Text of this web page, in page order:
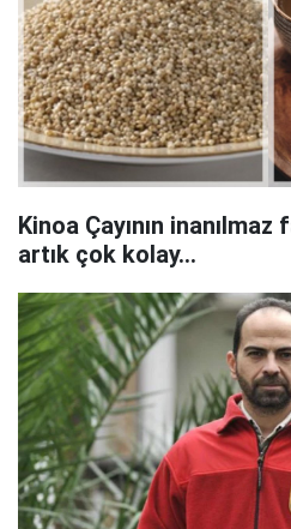
Kinoa Çayının
artık çok kolay...